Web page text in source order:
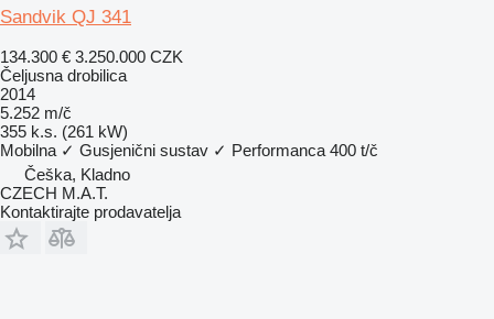
Sandvik QJ 341
134.300 € 3.250.000 CZK
Čeljusna drobilica
2014
5.252 m/č
355 k.s. (261 kW)
Mobilna ✓ Gusjenični sustav ✓ Performanca 400 t/č
Češka, Kladno
CZECH M.A.T.
Kontaktirajte prodavatelja